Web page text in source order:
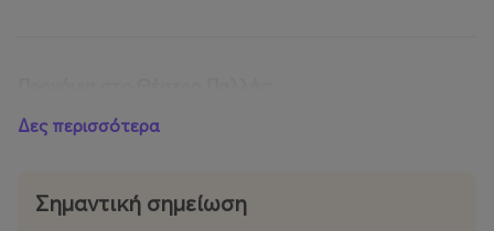
20€ Welcome Voucher:
παράσταση και μόνο μία φορά ανά έτος.(Ισχύει
στις παραστάσεις με την αντίστοιχη σήμανση).
Δες περισσότερα
Σημαντική σημείωση